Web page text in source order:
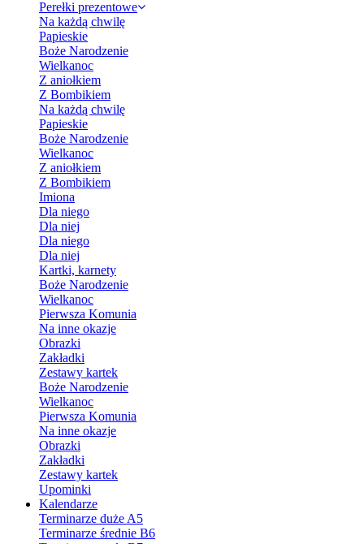
Perełki prezentowe
Na każdą chwilę
Papieskie
Boże Narodzenie
Wielkanoc
Z aniołkiem
Z Bombikiem
Na każdą chwilę
Papieskie
Boże Narodzenie
Wielkanoc
Z aniołkiem
Z Bombikiem
Imiona
Dla niego
Dla niej
Dla niego
Dla niej
Kartki, karnety
Boże Narodzenie
Wielkanoc
Pierwsza Komunia
Na inne okazje
Obrazki
Zakładki
Zestawy kartek
Boże Narodzenie
Wielkanoc
Pierwsza Komunia
Na inne okazje
Obrazki
Zakładki
Zestawy kartek
Upominki
Kalendarze
Terminarze duże A5
Terminarze średnie B6